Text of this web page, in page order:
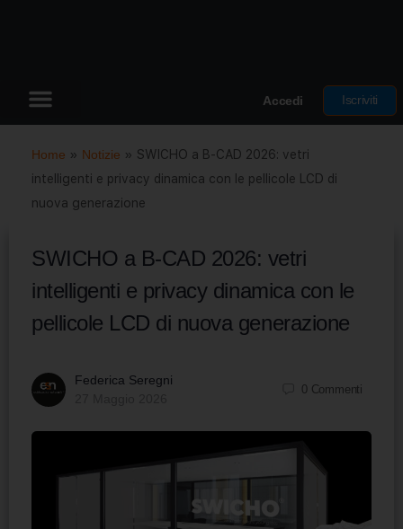
Accedi Iscriviti
Home » Notizie » SWICHO a B-CAD 2026: vetri
intelligenti e privacy dinamica con le pellicole LCD di
nuova generazione
SWICHO a B-CAD 2026: vetri
intelligenti e privacy dinamica con le
pellicole LCD di nuova generazione
Federica Seregni
0 Commenti